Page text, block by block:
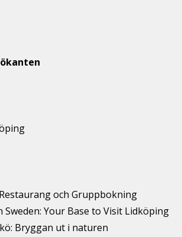
och Gruppbokning
Sweden: Your Base to Visit Lidköping
Bryggan ut i naturen